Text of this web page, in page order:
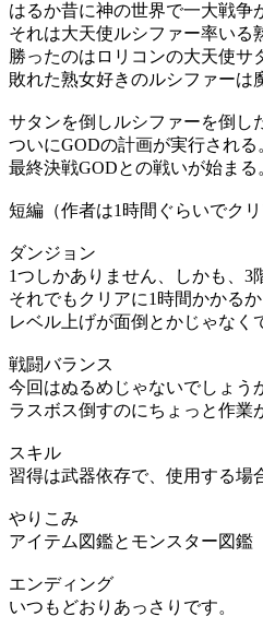
はるか昔に神の世界で一大戦争
それは大天使ルシファー率いる
勝ったのはロリコンの大天使サ
敗れた熟女好きのルシファーは
サタンを倒しルシファーを倒し
ついにGODの計画が実行される
最終決戦GODとの戦いが始まる
短編（作者は1時間ぐらいでクリ
ダンジョン
1つしかありません、しかも、3
それでもクリアに1時間かかるか
レベル上げが面倒とかじゃなく
戦闘バランス
今回はぬるめじゃないでしょう
ラスボス倒すのにちょっと作業
スキル
習得は武器依存で、使用する場
やりこみ
アイテム図鑑とモンスター図鑑
エンディング
いつもどおりあっさりです。